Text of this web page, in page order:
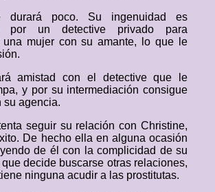
durará poco. Su ingenuidad es
por un detective privado para
una mujer con su amante, lo que le
amistad con el detective que le
y por su intermediación consigue
su agencia.
seguir su relación con Christine,
De hecho ella en alguna ocasión
de él con la complicidad de su
decide buscarse otras relaciones,
ninguna acudir a las prostitutas.